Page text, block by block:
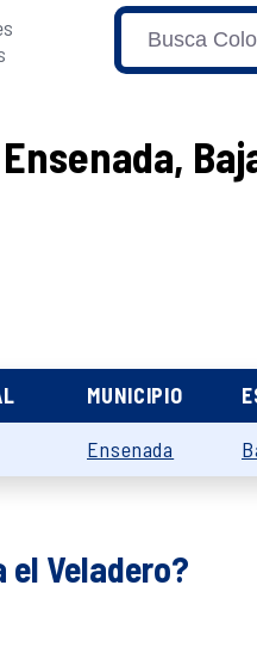
MUNICIPIO
Ensenada
el Veladero?